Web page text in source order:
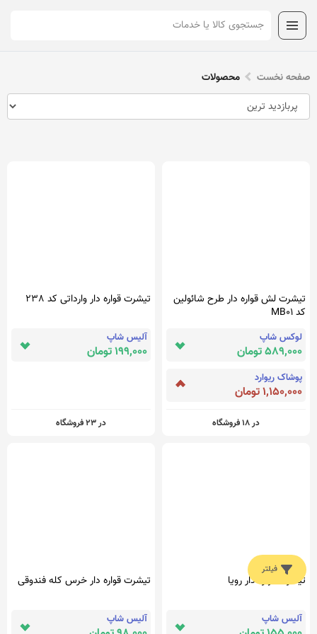
صفحه نخست محصولات
تیشرت لش قواره دار طرح شائولین
کد MB01
لوکس شاپ
589,000 تومان
پوشاک ریوارد
1,150,000 تومان
در 18 فروشگاه
تیشرت قواره دار وارداتی کد 238
آلیس شاپ
199,000 تومان
در 23 فروشگاه
تیشرت قواره دار رویا
آلیس شاپ
تیشرت قواره دار خرس کله فندوقی
آلیس شاپ
فیلتر
ذره بین پیشنهاد ویژه حساب کاربری